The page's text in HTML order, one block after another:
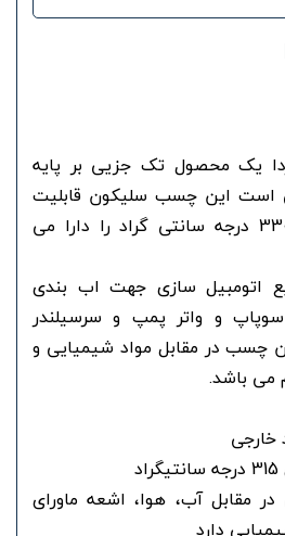
یک محصول تک جزیی بر پایه
است این چسب سلیکون قابلیت
مقاومت دمایی تا 330 درجه سانتی گراد را دارا می
اتومبیل سازی جهت اب بندی
و واتر پمپ و سرسیلندر
چسب در مقابل مواد شیمیایی و
می باشد.
مقابل آب، هوا، اشعه ماورای
دارد